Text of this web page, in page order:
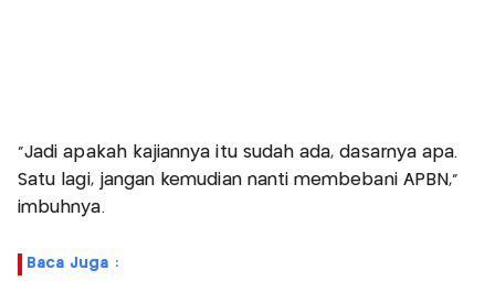
"Jadi apakah kajiannya itu sudah ada, dasarnya apa.
Satu lagi, jangan kemudian nanti membebani APBN,"
imbuhnya.
Baca Juga :